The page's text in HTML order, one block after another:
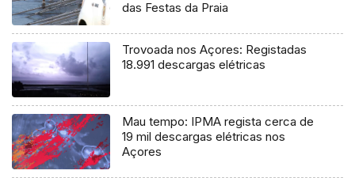
das Festas da Praia
Trovoada nos Açores: Registadas
18.991 descargas elétricas
Mau tempo: IPMA regista cerca de
19 mil descargas elétricas nos
Açores